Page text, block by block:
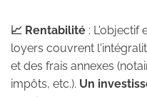
📈 Rentabilité : L'objectif
loyers couvrent
et des frais annexes
impôts, etc.). Un